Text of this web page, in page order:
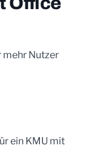
mehr Nutzer
ein KMU mit